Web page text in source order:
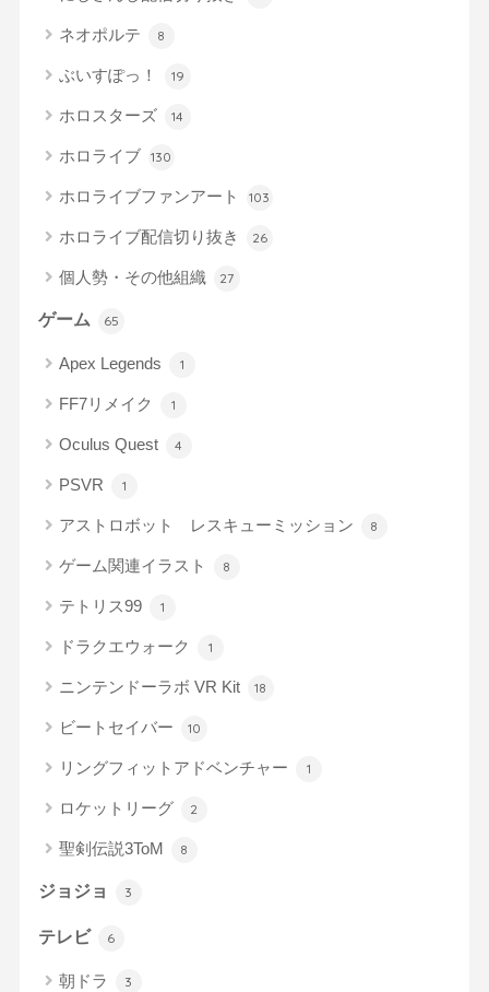
ネオポルテ 8
ぶいすぽっ！ 19
ホロスターズ 14
ホロライブ 130
ホロライブファンアート 103
ホロライブ配信切り抜き 26
個人勢・その他組織 27
ゲーム 65
Apex Legends 1
FF7リメイク 1
Oculus Quest 4
PSVR 1
アストロボット レスキューミッション 8
ゲーム関連イラスト 8
テトリス99 1
ドラクエウォーク 1
ニンテンドーラボ VR Kit 18
ビートセイバー 10
リングフィットアドベンチャー 1
ロケットリーグ 2
聖剣伝説3ToM 8
ジョジョ 3
テレビ 6
朝ドラ 3